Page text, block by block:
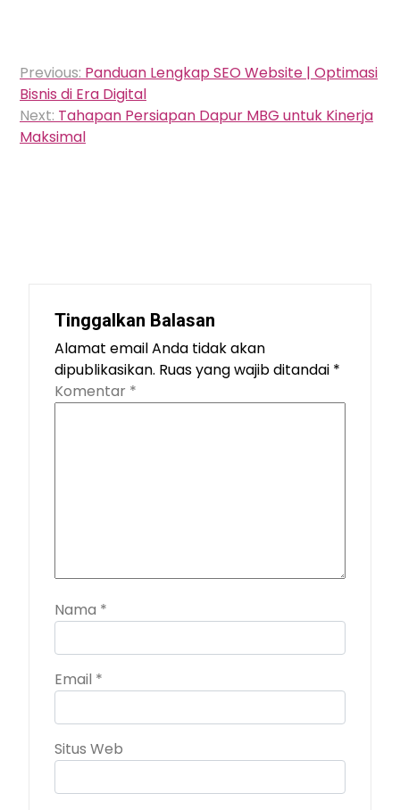
Navigasi
pos
Previous: Panduan Lengkap SEO Website | Optimasi
Bisnis di Era Digital
Next: Tahapan Persiapan Dapur MBG untuk Kinerja
Maksimal
Tinggalkan Balasan
Alamat email Anda tidak akan
dipublikasikan. Ruas yang wajib ditandai *
Komentar *
Nama *
Email *
Situs Web